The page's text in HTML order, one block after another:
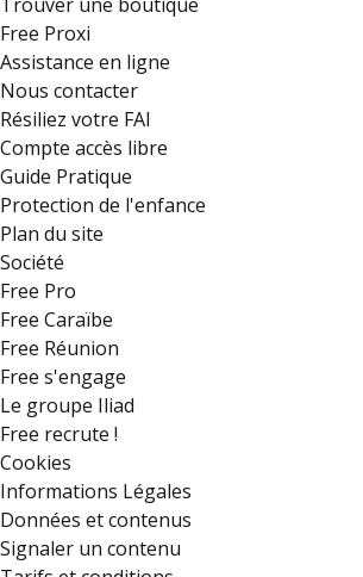
Free Proxi
Assistance en ligne
Nous contacter
Résiliez votre FAI
Compte accès libre
Guide Pratique
Protection de l'enfance
Plan du site
Société
Free Pro
Free Caraïbe
Free Réunion
Free s'engage
Le groupe Iliad
Free recrute !
Cookies
Informations Légales
Données et contenus
Signaler un contenu